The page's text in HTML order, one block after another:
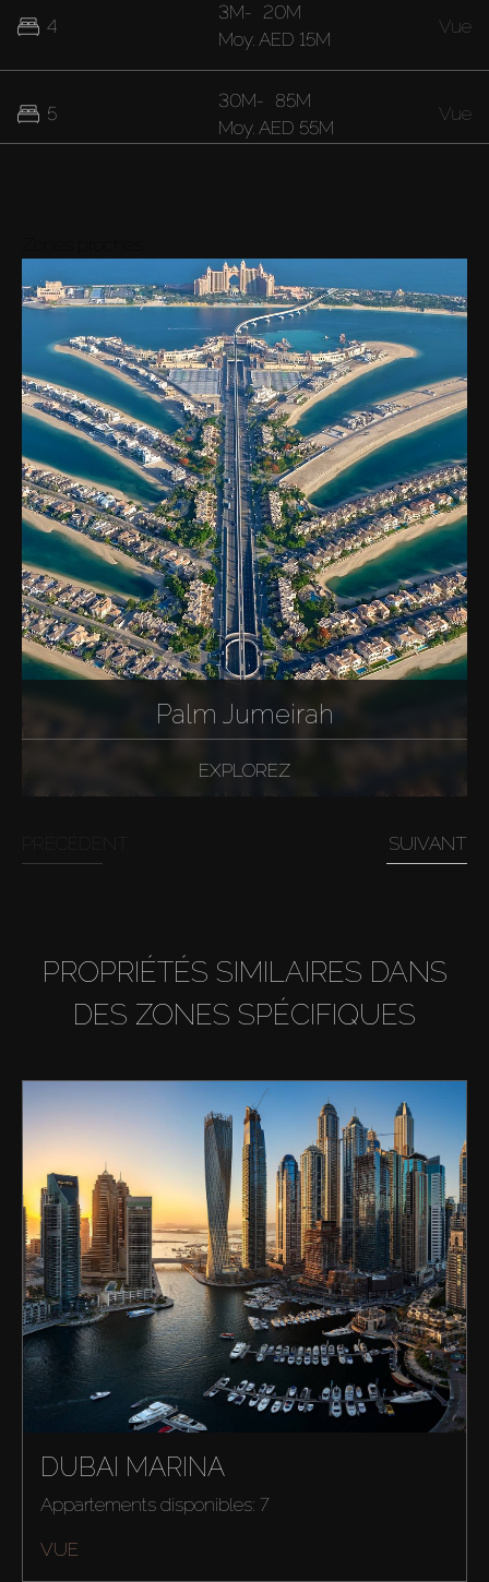
4
5
3M- 20M
Moy. AED 15M
Vue
30M- 85M
Moy. AED 55M
Vue
Palm Jumeirah
EXPLOREZ
SUIVANT
PROPRIÉTÉS SIMILAIRES DANS
DES ZONES SPÉCIFIQUES
DUBAI MARINA
Appartements disponibles: 7
VUE